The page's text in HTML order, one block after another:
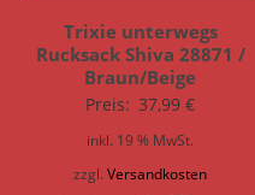
Trixie unterwegs
Rucksack Shiva 28871 /
Braun/Beige
Preis: 37,99€
inkl. 19 % MwSt.
zzgl.Versandkosten